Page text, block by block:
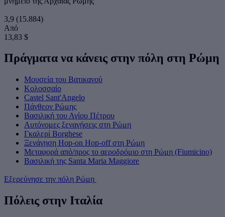
3,9 (15.884)
Από
13,83 $
Πράγματα να κάνεις στην πόλη στη Ρώμη
Μουσεία του Βατικανού
Κολοσσαίο
Castel Sant'Angelo
Πάνθεον Ρώμης
Βασιλική του Αγίου Πέτρου
Αυτόνομες ξεναγήσεις στη Ρώμη
Γκαλερί Borghese
Ξενάγηση Hop-on Hop-off στη Ρώμη
Μεταφορά από/προς το αεροδρόμιο στη Ρώμη (Fiumicino)
Βασιλική της Santa Maria Maggiore
Εξερεύνησε την πόλη Ρώμη
Πόλεις στην Ιταλία